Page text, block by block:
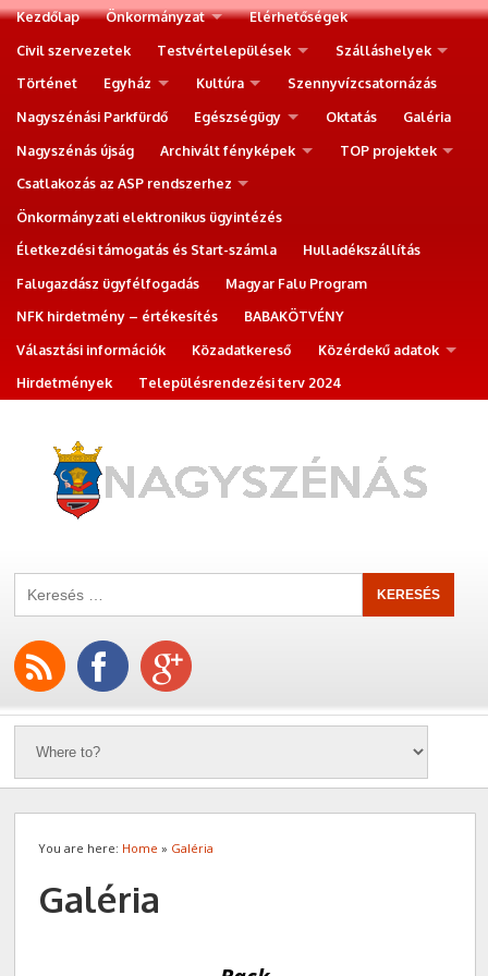
Kezdőlap Önkormányzat
Elérhetőségek
Civil szervezetek
Testvértelepülések
Szálláshelyek
Történet
Egyház Kultúra
Szennyvízcsatornázás
Nagyszénási Parkfürdő
Egészségügy Oktatás
Galéria
Nagyszénás újság
Archivált fényképek
TOP projektek
Csatlakozás az ASP rendszerhez
Önkormányzati elektronikus ügyintézés
Életkezdési támogatás és Start-számla
Hulladékszállítás
Falugazdász ügyfélfogadás
Magyar Falu Program
NFK hirdetmény – értékesítés
BABAKÖTVÉNY
Választási információk
Közadatkereső
Közérdekű adatok
Hirdetmények
Településrendezési terv 2024
You are here: Home » Galéria
Galéria